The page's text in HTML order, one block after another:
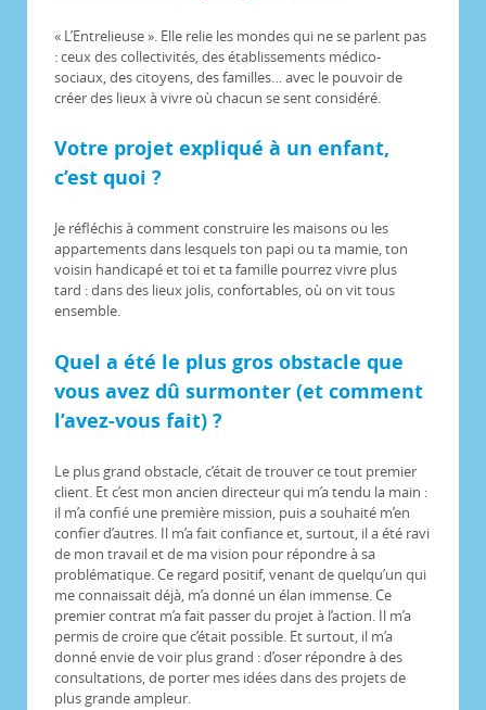
« L’Entrelieuse ». Elle relie les mondes qui ne se parlent pas
: ceux des collectivités, des établissements médico-
sociaux, des citoyens, des familles… avec le pouvoir de
créer des lieux à vivre où chacun se sent considéré.
Votre projet expliqué à un enfant,
c’est quoi ?
Je réfléchis à comment construire les maisons ou les
appartements dans lesquels ton papi ou ta mamie, ton
voisin handicapé et toi et ta famille pourrez vivre plus
tard : dans des lieux jolis, confortables, où on vit tous
ensemble.
Quel a été le plus gros obstacle que
vous avez dû surmonter (et comment
l’avez-vous fait) ?
Le plus grand obstacle, c’était de trouver ce tout premier
client. Et c’est mon ancien directeur qui m’a tendu la main :
il m’a confié une première mission, puis a souhaité m’en
confier d’autres. Il m’a fait confiance et, surtout, il a été ravi
de mon travail et de ma vision pour répondre à sa
problématique. Ce regard positif, venant de quelqu’un qui
me connaissait déjà, m’a donné un élan immense. Ce
premier contrat m’a fait passer du projet à l’action. Il m’a
permis de croire que c’était possible. Et surtout, il m’a
donné envie de voir plus grand : d’oser répondre à des
consultations, de porter mes idées dans des projets de
plus grande ampleur.